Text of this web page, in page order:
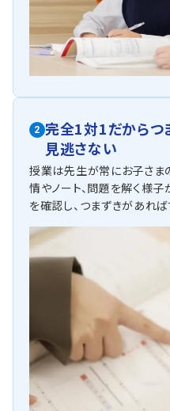
2 完全1対1だからつ
見逃さない
授業は先生が常にお子さま
情やノート、問題を解く様子
を確認し、つまずきがあれば